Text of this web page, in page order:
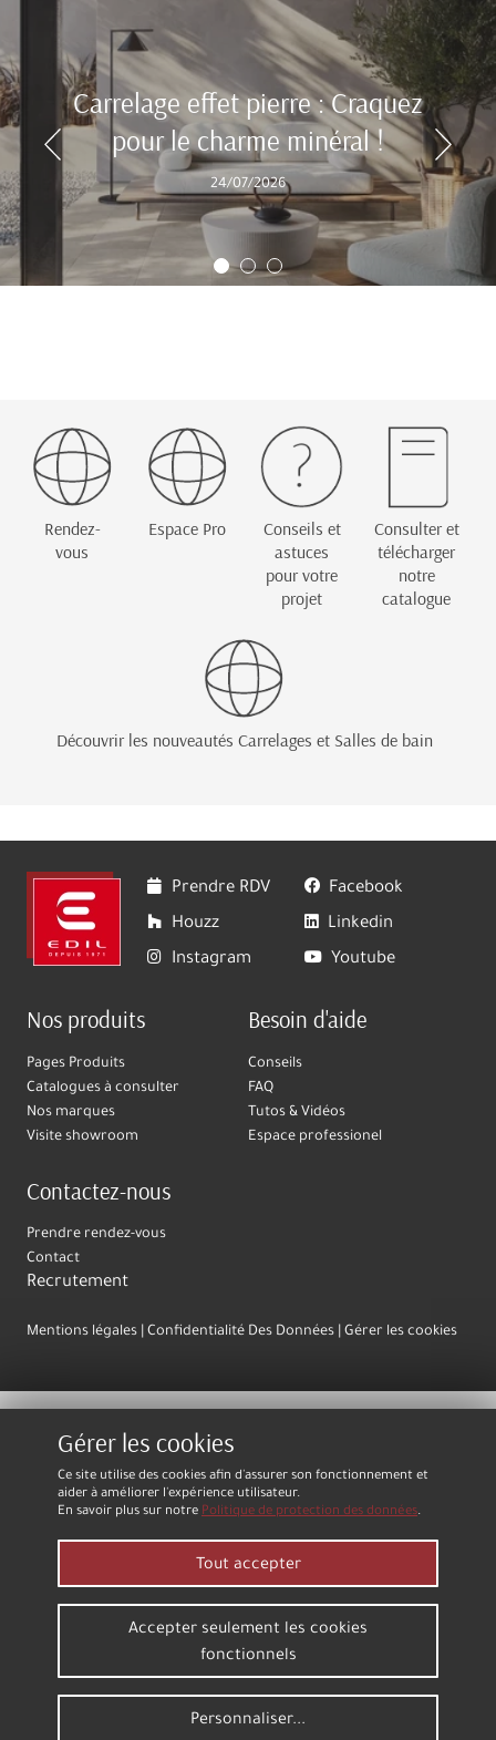
Carrelage effet pierre : Craquez
pour le charme minéral !
24/07/2026
Rendez-
vous
Espace Pro
Conseils et
astuces
pour votre
projet
Consulter et
télécharger
notre
catalogue
Découvrir les nouveautés Carrelages et Salles de bain
Prendre RDV
Facebook
Houzz
Linkedin
Instagram
Youtube
Nos produits
Pages Produits
Catalogues à consulter
Nos marques
Visite showroom
Besoin d'aide
Conseils
FAQ
Tutos & Vidéos
Espace professionel
Contactez-nous
Prendre rendez-vous
Contact
Recrutement
Mentions légales Confidentialité Des Données Gérer les cookies
Gérer les cookies
Ce site utilise des cookies afin d'assurer son fonctionnement et
aider à améliorer l'expérience utilisateur.
En savoir plus sur notre Politique de protection des données.
Tout accepter
Accepter seulement les cookies
fonctionnels
Personnaliser...